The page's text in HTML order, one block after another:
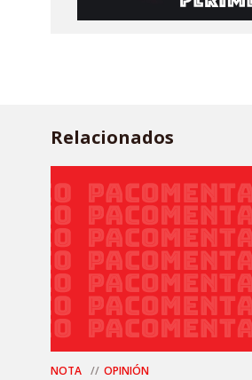
Relacionados
NOTA OPINIÓN